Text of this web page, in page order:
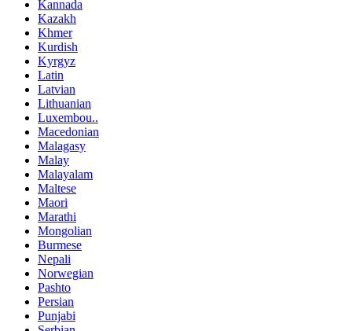
Kannada
Kazakh
Khmer
Kurdish
Kyrgyz
Latin
Latvian
Lithuanian
Luxembou..
Macedonian
Malagasy
Malay
Malayalam
Maltese
Maori
Marathi
Mongolian
Burmese
Nepali
Norwegian
Pashto
Persian
Punjabi